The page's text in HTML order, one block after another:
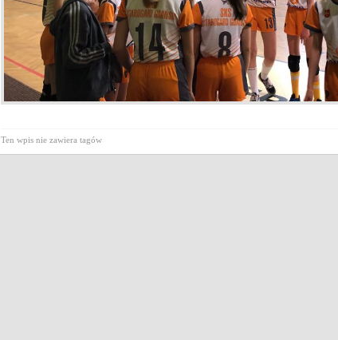
Ten wpis nie zawiera tagów